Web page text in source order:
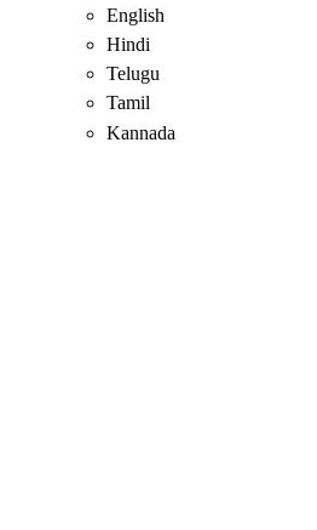
English
Hindi
Telugu
Tamil
Kannada